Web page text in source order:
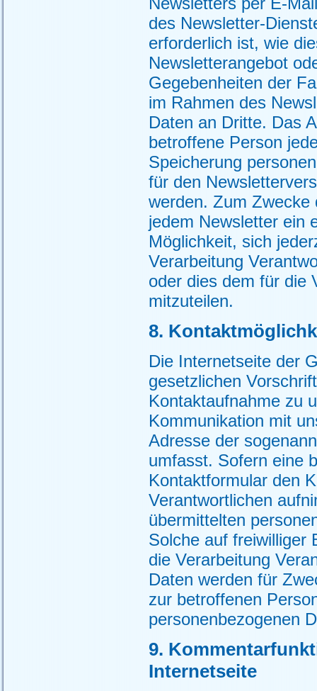
des Newsletter-
erforderlich ist, wie
Newsletterangebot
Gegebenheiten der
im Rahmen des
Daten an Dritte. Das
betroffene Person
Speicherung
für den
werden. Zum Zwecke
jedem Newsletter ein
Möglichkeit, sich
Verarbeitung
oder dies dem für die
mitzuteilen.
8.
Die Internetseite der
gesetzlichen
Kontaktaufnahme zu
Kommunikation mit
Adresse der
umfasst. Sofern eine
Kontaktformular den
Verantwortlichen
übermittelten
Solche auf freiwilliger
die Verarbeitung
Daten werden für
zur betroffenen
personenbezogenen
9.
Internetseite